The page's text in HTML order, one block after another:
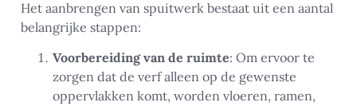
Het aanbrengen van spuitwerk bestaat uit een aantal
belangrijke stappen:
Voorbereiding van de ruimte: Om ervoor te
zorgen dat de verf alleen op de gewenste
oppervlakken komt, worden vloeren, ramen,